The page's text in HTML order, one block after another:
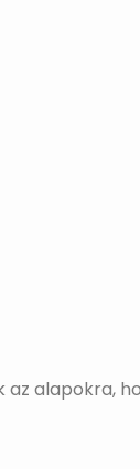
alapokra,